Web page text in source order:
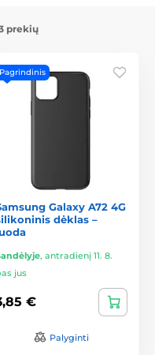
prekių
Pagrindinis
Galaxy A72 4G
dėklas –
, antradienį 11. 8.
jus
€
Palyginti